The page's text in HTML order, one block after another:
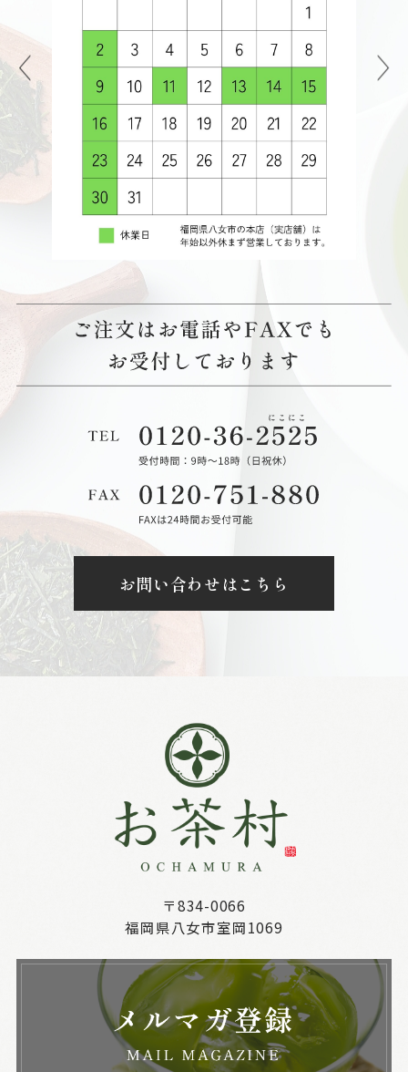
お問い合わせはこちら
〒834-0066
福岡県八女市室岡1069